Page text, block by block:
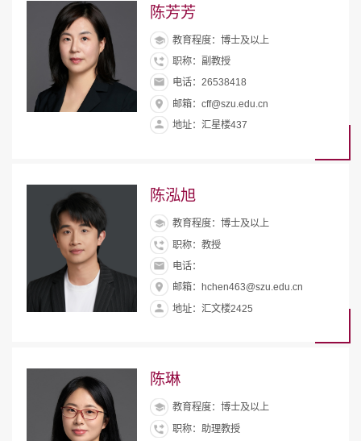
陈芳芳
教育程度：博士及以上
职称：副教授
电话：26538418
邮箱：cff@szu.edu.cn
地址：汇星楼437
陈泓旭
教育程度：博士及以上
职称：教授
电话：
邮箱：hchen463@szu.edu.cn
地址：汇文楼2425
陈琳
教育程度：博士及以上
职称：助理教授